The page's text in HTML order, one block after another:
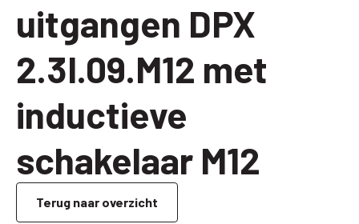
uitgangen DPX
2.3I.09.M12 met
inductieve
schakelaar M12
Terug naar overzicht